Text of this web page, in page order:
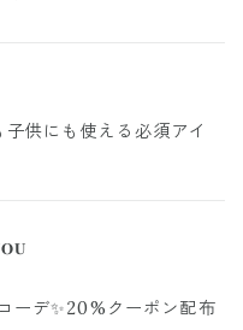
子供にも使える必須アイ
ーデ✨20%クーポン配布